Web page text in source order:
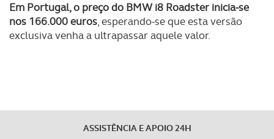
Consulte a política de cookies do site.
Em Portugal, o preço do BMW i8 Roadster inicia-se
nos 166.000 euros, esperando-se que esta versão
exclusiva venha a ultrapassar aquele valor.
ASSISTÊNCIA E APOIO 24H